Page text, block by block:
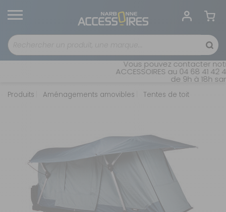
Vous pouvez contacter
ACCESSOIRES au 04 68 41
de 9h à 18h
Produits Aménagements amovibles Tentes de toit